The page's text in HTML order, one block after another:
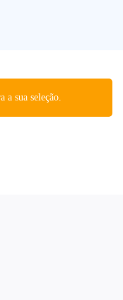
a sua seleção.